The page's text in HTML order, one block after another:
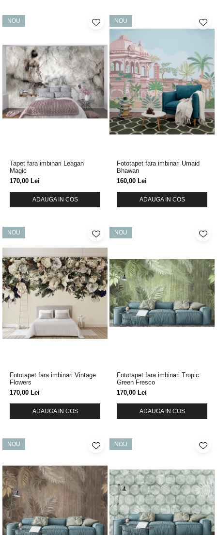
NOU
Tapet fara imbinari Leagan
Magic
170,00 Lei
ADAUGA IN COS
NOU
Fototapet fara imbinari Umaid
Bhawan
160,00 Lei
ADAUGA IN COS
NOU
Fototapet fara imbinari Vintage
Flowers
170,00 Lei
ADAUGA IN COS
NOU
Fototapet fara imbinari Tropic
Green Fresco
170,00 Lei
ADAUGA IN COS
NOU NOU